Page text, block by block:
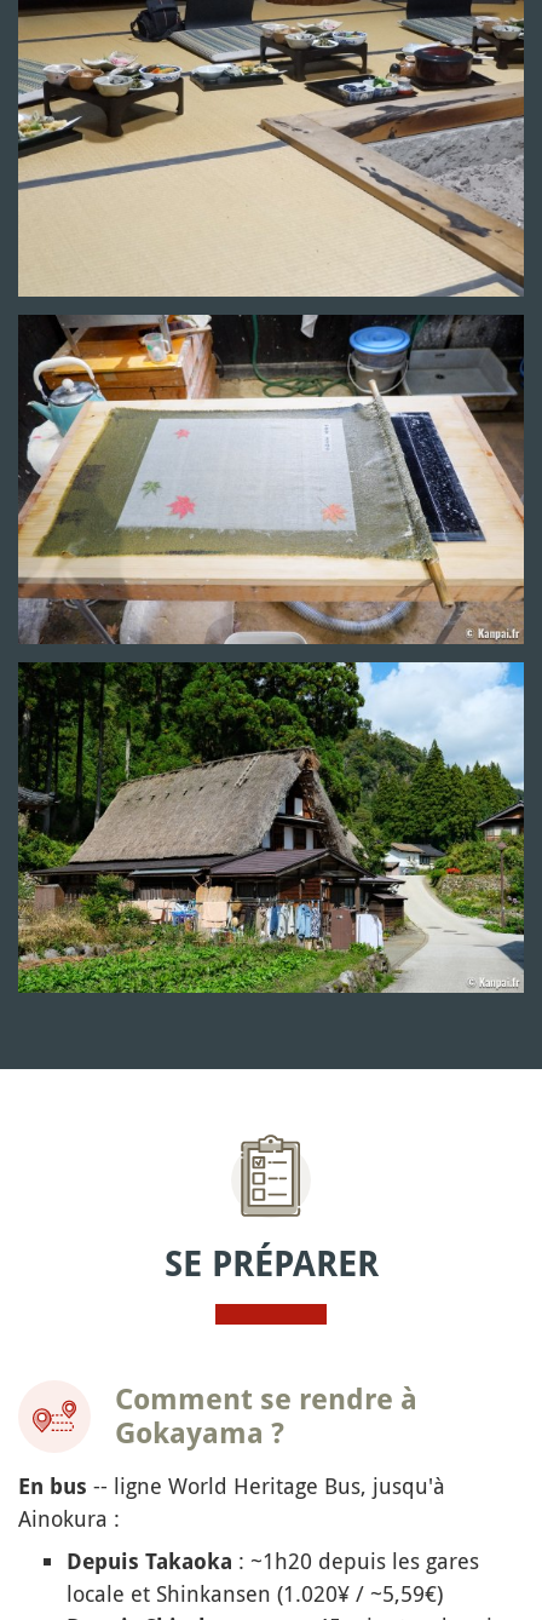
SE PRÉPARER
Comment se rendre à
Gokayama ?
En bus -- ligne World Heritage Bus, jusqu'à
Ainokura :
Depuis Takaoka : ~1h20 depuis les gares
locale et Shinkansen (1.020¥ / ~5,59€)